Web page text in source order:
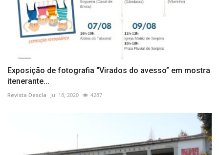
Exposição de fotografia “Virados do avesso” em mostra
itenerante...
Revista Descla Jul 18, 2020 4287